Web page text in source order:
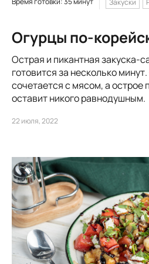
Закуски
Огурцы по-
Острая и пикантная закуска-
готовится за несколько
сочетается с мясом, а острое
оставит никого равнодушным.
22 июля, 2022